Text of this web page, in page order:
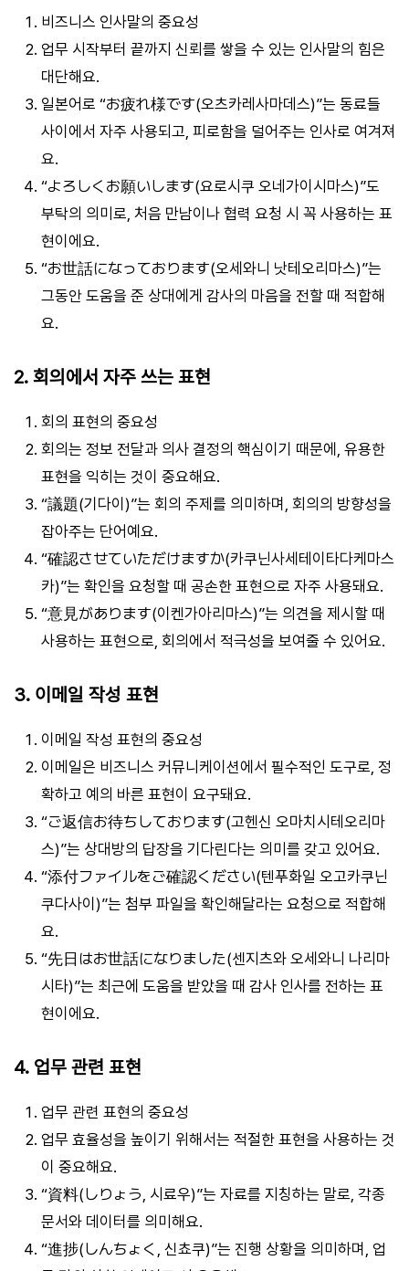
비즈니스 인사말의 중요성
업무 시작부터 끝까지 신뢰를 쌓을 수 있는 인사말의 힘은
대단해요.
일본어로 “お疲れ様です(오츠카레사마데스)”는 동료들
사이에서 자주 사용되고, 피로함을 덜어주는 인사로 여겨져
요.
“よろしくお願いします(요로시쿠 오네가이시마스)”도
부탁의 의미로, 처음 만남이나 협력 요청 시 꼭 사용하는 표
현이에요.
“お世話になっております(오세와니 낫테오리마스)”는
그동안 도움을 준 상대에게 감사의 마음을 전할 때 적합해
요.
2. 회의에서 자주 쓰는 표현
회의 표현의 중요성
회의는 정보 전달과 의사 결정의 핵심이기 때문에, 유용한
표현을 익히는 것이 중요해요.
“議題(기다이)”는 회의 주제를 의미하며, 회의의 방향성을
잡아주는 단어예요.
“確認させていただけますか(카쿠닌사세테이타다케마스
카)”는 확인을 요청할 때 공손한 표현으로 자주 사용돼요.
“意見があります(이켄가아리마스)”는 의견을 제시할 때
사용하는 표현으로, 회의에서 적극성을 보여줄 수 있어요.
3. 이메일 작성 표현
이메일 작성 표현의 중요성
이메일은 비즈니스 커뮤니케이션에서 필수적인 도구로, 정
확하고 예의 바른 표현이 요구돼요.
“ご返信お待ちしております(고헨신 오마치시테오리마
스)”는 상대방의 답장을 기다린다는 의미를 갖고 있어요.
“添付ファイルをご確認ください(텐푸화일 오고카쿠닌
쿠다사이)”는 첨부 파일을 확인해달라는 요청으로 적합해
요.
“先日はお世話になりました(센지츠와 오세와니 나리마
시타)”는 최근에 도움을 받았을 때 감사 인사를 전하는 표
현이에요.
4. 업무 관련 표현
업무 관련 표현의 중요성
업무 효율성을 높이기 위해서는 적절한 표현을 사용하는 것
이 중요해요.
“資料(しりょう, 시료우)”는 자료를 지칭하는 말로, 각종
문서와 데이터를 의미해요.
“進捗(しんちょく, 신쵸쿠)”는 진행 상황을 의미하며, 업